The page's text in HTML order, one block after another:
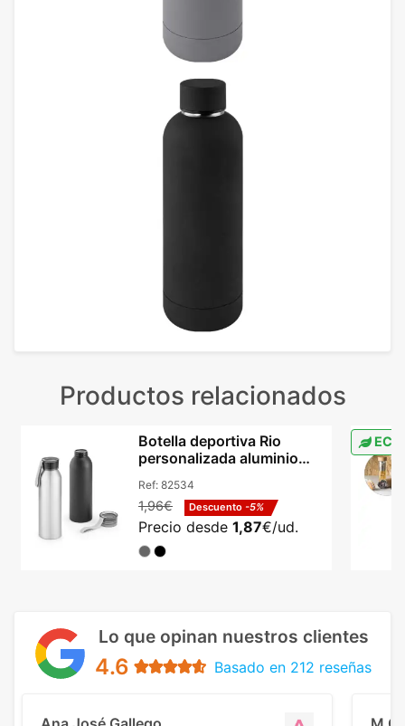
Productos relacionados
Botella deportiva Rio
personalizada aluminio
Ref: 82534
1,96€ Descuento -5%
Precio desde 1,87€/ud.
ECO
Lo que opinan nuestros clientes
4.6 Basado en 212 reseñas